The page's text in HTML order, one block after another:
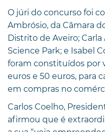
O júri do concurso foi
Ambrósio, da Câmara
Distrito de Aveiro; Carla
Science Park; e Isabel
foram constituídos por
euros e 50 euros, para
em compras no
Carlos Coelho,
afirmou que é